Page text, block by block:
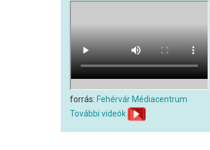
forrás: Fehérvár Médiacentrum
További videók